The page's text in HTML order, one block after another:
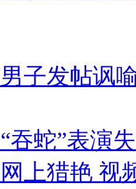
子发帖讽
吞蛇”表演
上猎艳 视